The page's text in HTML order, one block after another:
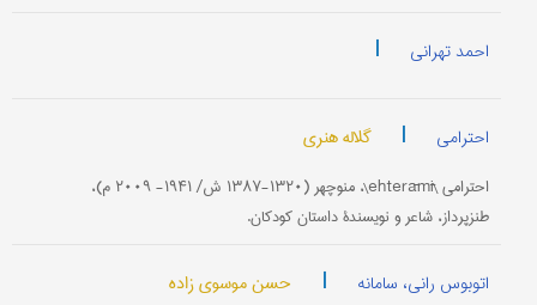
احمد تهرانی |
احترامی | گلاله هنری
احترامی \ehterāmī\، منوچهر (۱۳۲۰-۱۳۸۷ ش/ ۱۹۴۱- ۲۰۰۹ م)،
طنزپرداز، شاعر و نویسندۀ داستان کودکان.
اتوبوس رانی، سامانه | حسن موسوی زاده